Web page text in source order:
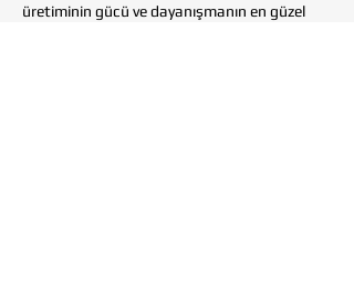
üretiminin gücü ve dayanışmanın en güzel